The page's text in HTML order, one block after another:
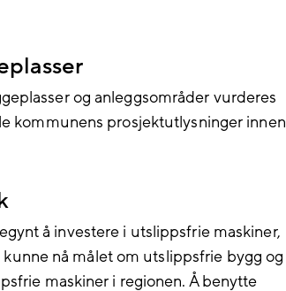
og anleggsområder vurderes
kommunens prosjektutlysninger innen
å investere i utslippsfrie maskiner,
nå målet om utslippsfrie bygg og
maskiner i regionen. Å benytte